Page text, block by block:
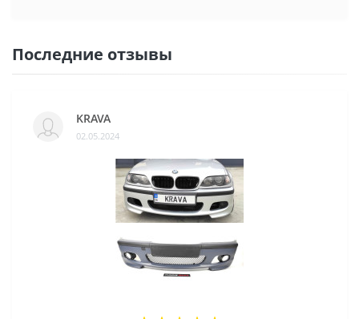
Последние отзывы
KRAVA
02.05.2024